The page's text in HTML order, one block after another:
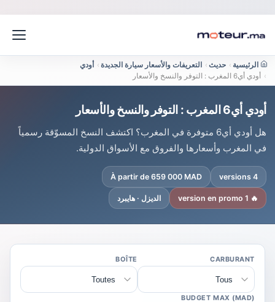
الرئيسية › حديث › التعريفات والأسعار سيارة الجديدة ›
أودي
›
أودي أي6 المغرب : التوفر والنسخ والأسعار
أودي أي6 المغرب : التوفر والنسخ والأسعار
هل أودي أي6 متوفرة في المغرب؟ اكتشف النسخ المسوّقة رسمياً
في المغرب وأسعارها والفروق مع الأسواق الدولية.
4 versions
À partir de 659 000 MAD
🔥 1 version en promo الديزل · هايبرد
CARBURANT
BOÎTE
BUDGET MAX (MAD)